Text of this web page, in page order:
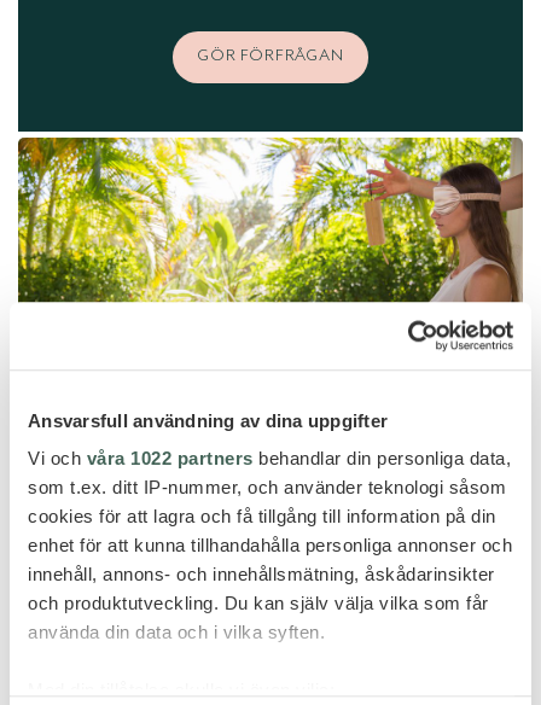
Ansvarsfull användning av dina uppgifter
Vi och våra 1022 partners behandlar din personliga data,
som t.ex. ditt IP-nummer, och använder teknologi såsom
cookies för att lagra och få tillgång till information på din
enhet för att kunna tillhandahålla personliga annonser och
innehåll, annons- och innehållsmätning, åskådarinsikter
och produktutveckling. Du kan själv välja vilka som får
använda din data och i vilka syften.
GÖR FÖRFRÅGAN